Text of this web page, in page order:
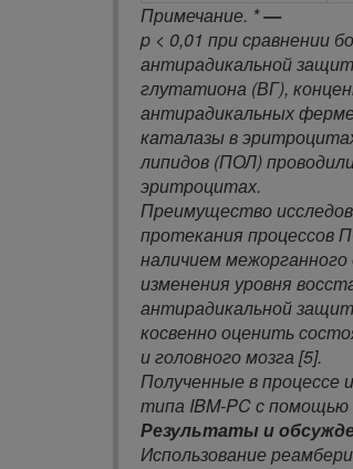
Примечание. *—
p < 0,01 при сравнении
антирадикальной
глутатиона (ВГ),
антирадикальных
каталазы в
липидов (ПОЛ)
эритроцитах.
Преимущество
протекания процессов
наличием
изменения уровня
антирадикальной
косвенно оценить
и головного мозга [5].
Полученные в процессе
типа IBM-PC с помощью
Результаты и
Использование